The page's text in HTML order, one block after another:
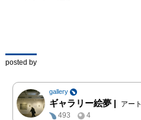
posted by
gallery
ギャラリー絵夢 |
アート
493
4